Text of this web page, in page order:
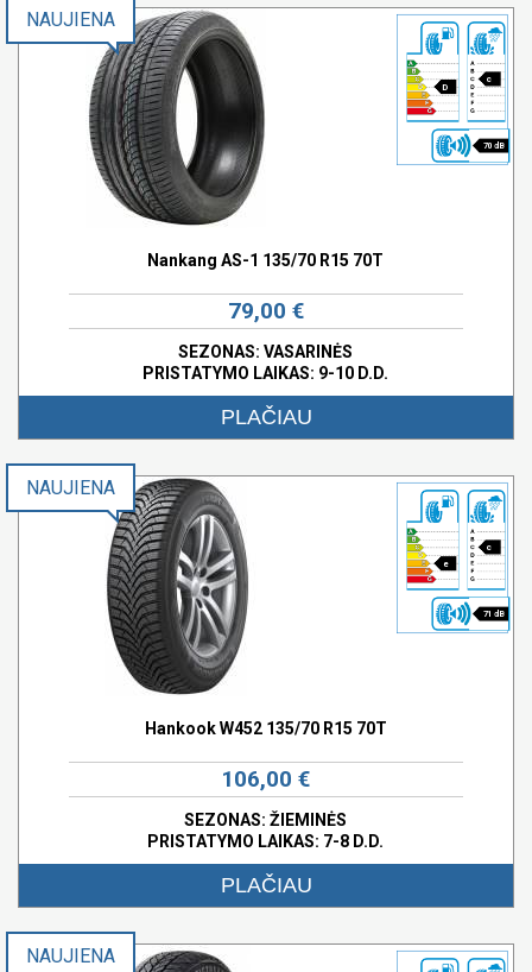
D
c
70 dB
NAUJIENA
Nankang AS-1 135/70 R15 70T
79,00 €
SEZONAS: VASARINĖS
PRISTATYMO LAIKAS: 9-10 D.D.
PLAČIAU
e
c
71 dB
NAUJIENA
Hankook W452 135/70 R15 70T
106,00 €
SEZONAS: ŽIEMINĖS
PRISTATYMO LAIKAS: 7-8 D.D.
PLAČIAU
NAUJIENA